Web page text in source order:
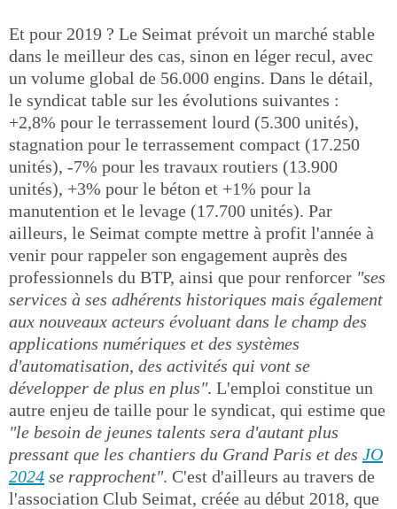
Et pour 2019 ? Le Seimat prévoit un marché stable
dans le meilleur des cas, sinon en léger recul, avec
un volume global de 56.000 engins. Dans le détail,
le syndicat table sur les évolutions suivantes :
+2,8% pour le terrassement lourd (5.300 unités),
stagnation pour le terrassement compact (17.250
unités), -7% pour les travaux routiers (13.900
unités), +3% pour le béton et +1% pour la
manutention et le levage (17.700 unités). Par
ailleurs, le Seimat compte mettre à profit l'année à
venir pour rappeler son engagement auprès des
professionnels du BTP, ainsi que pour renforcer "ses
services à ses adhérents historiques mais également
aux nouveaux acteurs évoluant dans le champ des
applications numériques et des systèmes
d'automatisation, des activités qui vont se
développer de plus en plus". L'emploi constitue un
autre enjeu de taille pour le syndicat, qui estime que
"le besoin de jeunes talents sera d'autant plus
pressant que les chantiers du Grand Paris et des JO
2024 se rapprochent". C'est d'ailleurs au travers de
l'association Club Seimat, créée au début 2018, que